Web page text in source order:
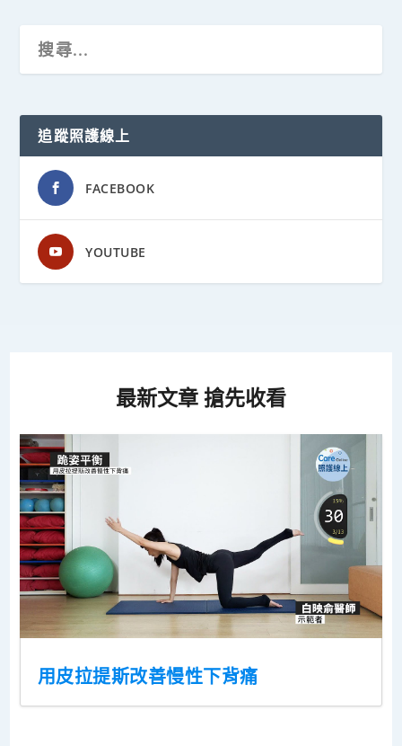
追蹤照護線上
FACEBOOK
YOUTUBE
最新文章 搶先收看
用皮拉提斯改善慢性下背痛